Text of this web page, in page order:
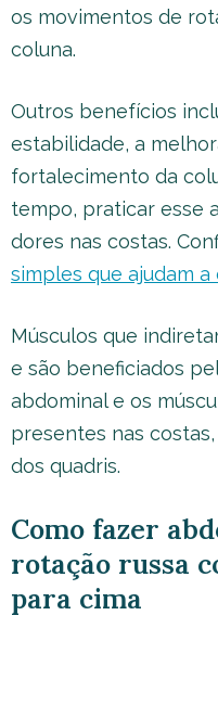
os movimentos de
coluna.
Outros benefícios
estabilidade, a
fortalecimento da
tempo, praticar esse
dores nas costas.
simples que ajudam
Músculos que
e são beneficiados
abdominal e os
presentes nas
dos quadris.
Como fazer
rotação russa
para cima